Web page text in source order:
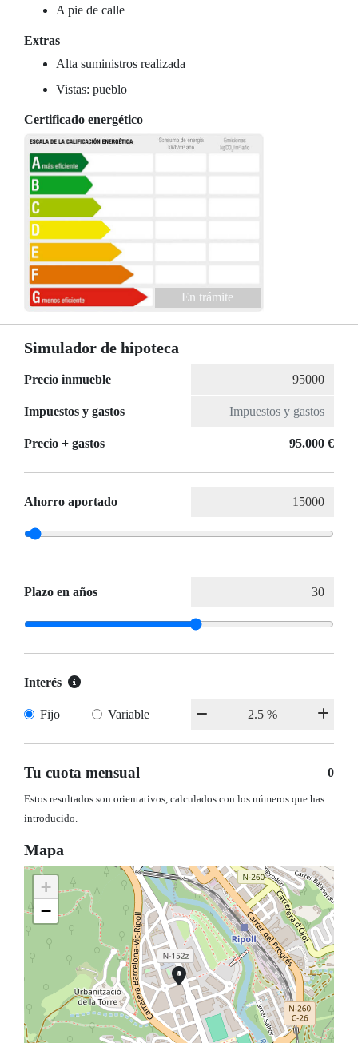
A pie de calle
Extras
Alta suministros realizada
Vistas: pueblo
Certificado energético
En trámite
Simulador de hipoteca
Precio inmueble
Impuestos y gastos
Precio + gastos 95.000 €
Ahorro aportado
Plazo en años
Interés
Fijo Variable
Tu cuota mensual 0
Estos resultados son orientativos, calculados con los números que has
introducido.
Mapa
+
−